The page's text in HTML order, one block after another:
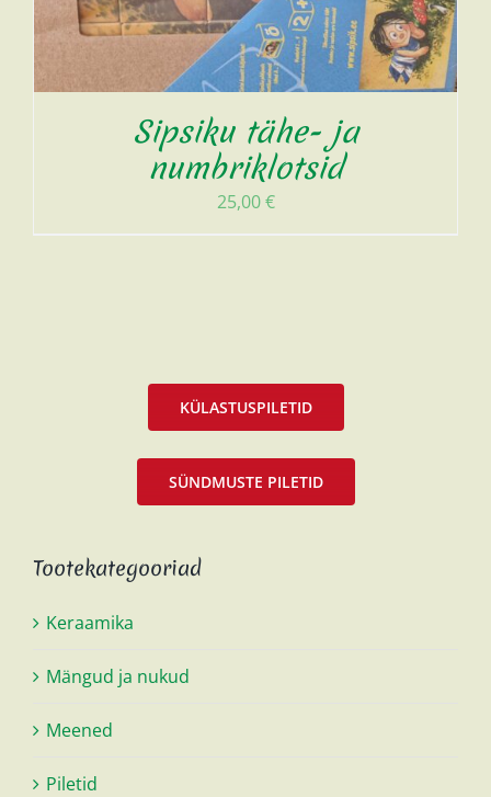
Sipsiku tähe- ja
numbriklotsid
25,00€
KÜLASTUSPILETID
SÜNDMUSTE PILETID
Tootekategooriad
Keraamika
Mängud ja nukud
Meened
Piletid